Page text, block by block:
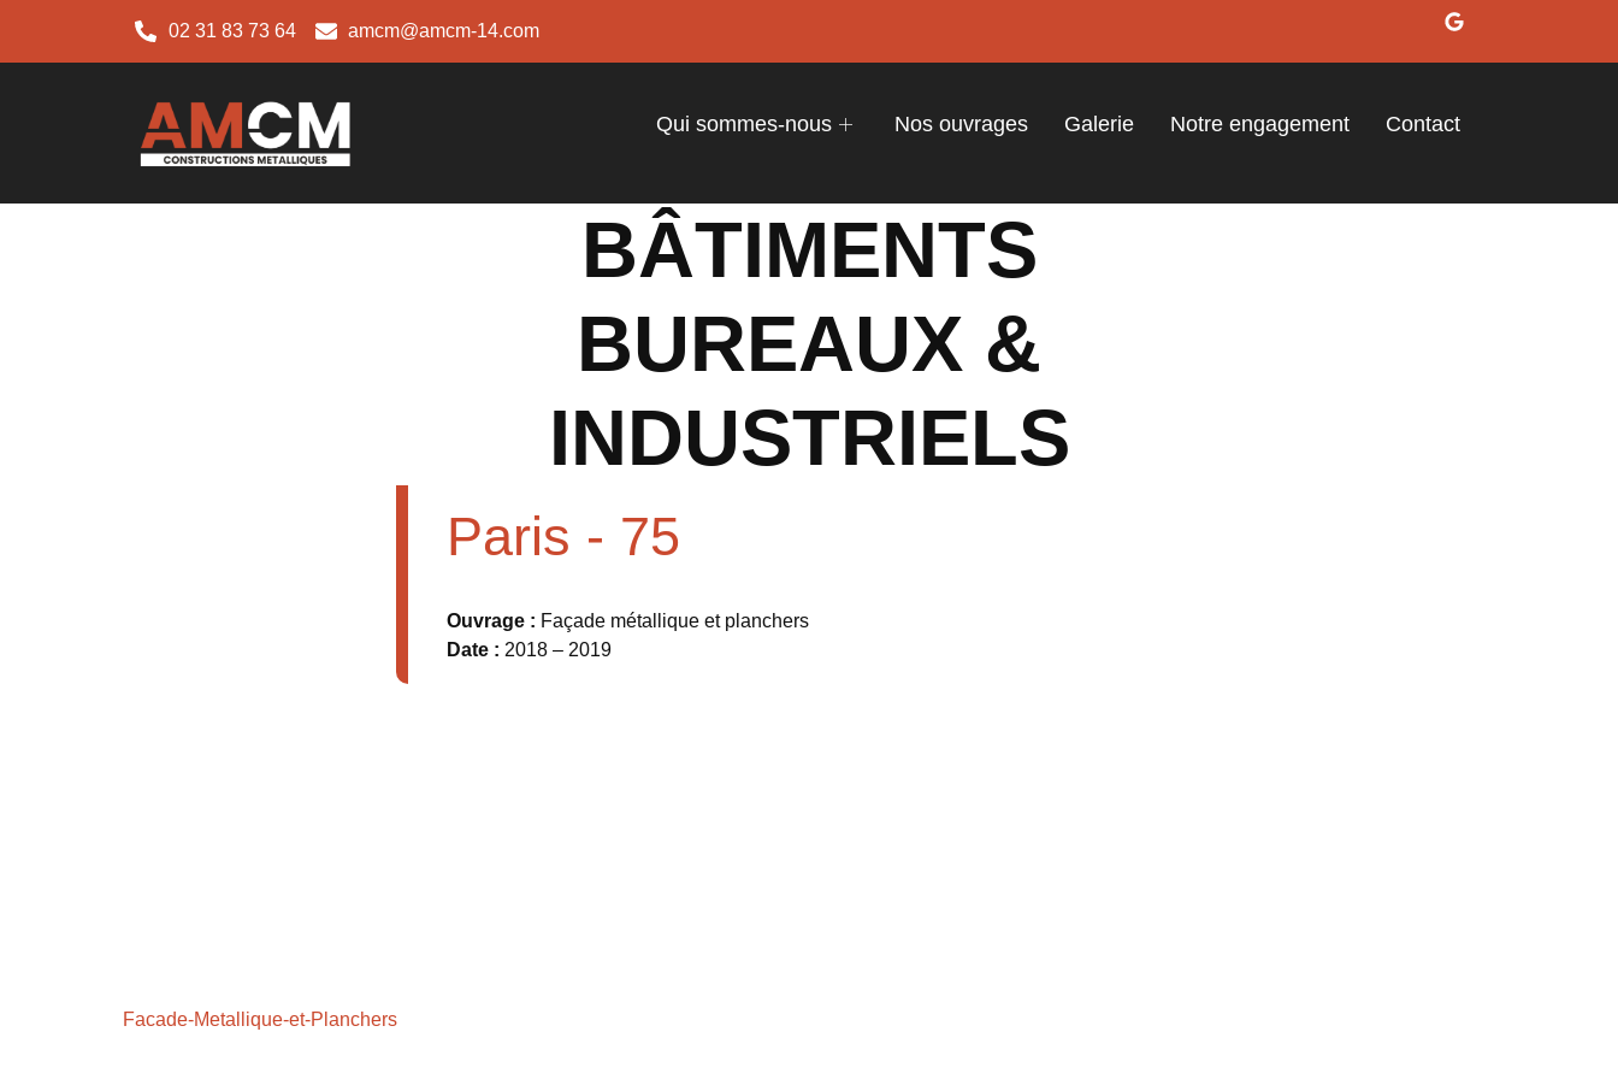
02 31 83 73 64 amcm@amcm-14.com
Qui sommes-nous Nos ouvrages Galerie Notre engagement Contact
BÂTIMENTS
BUREAUX &
INDUSTRIELS
Paris - 75
Ouvrage : Façade métallique et planchers
Date : 2018 – 2019
Facade-Metallique-et-Planchers